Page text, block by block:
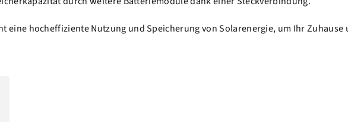
eine hocheffiziente Nutzung und Speicherung von Solarenergie, um Ihr